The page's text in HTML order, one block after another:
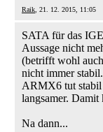
Raik , 21. 12. 2015, 11:05
SATA für das
Aussage nicht
(betrifft wohl
nicht immer
ARMX6 tut stabil
langsamer.
Na dann...